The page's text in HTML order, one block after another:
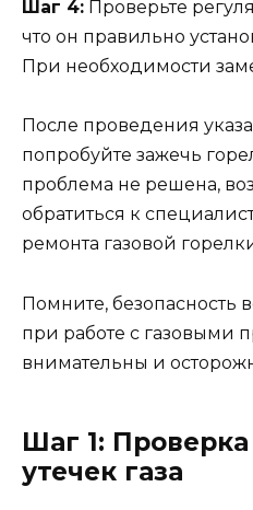
Шаг 4: Проверьте
что он правильно
При необходимости
После проведения
попробуйте зажечь
проблема не решена,
обратиться к
ремонта газовой
Помните, безопасность
при работе с газовыми
внимательны и
Шаг 1:
утечек газа